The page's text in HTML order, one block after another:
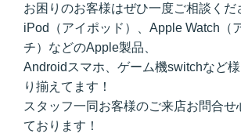
お困りのお客様はぜひ一度ご相談くだ
iPod（アイポッド）、Apple Watch（
チ）などのApple製品、
Androidスマホ、ゲーム機switchなど
り揃えてます！
スタッフ一同お客様のご来店お問合せ
ております！